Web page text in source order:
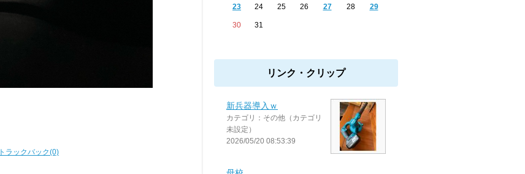
トラックバック(0)
23 24 25 26 27 28 29
30 31
リンク・クリップ
新兵器導入ｗ
カテゴリ：その他（カテゴリ
未設定）
2026/05/20 08:53:39